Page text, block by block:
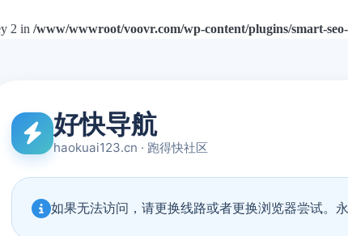
2 in /www/wwwroot/voovr.com/wp-content/plugins/smart-seo-